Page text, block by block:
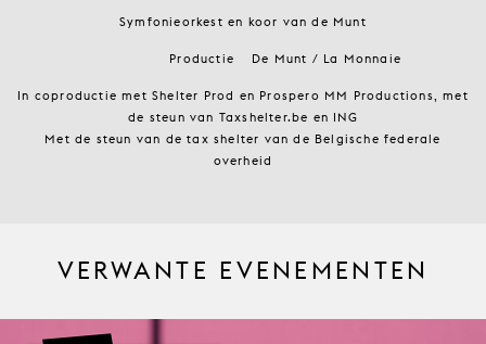
Symfonieorkest en koor van de Munt
Productie De Munt / La Monnaie
In coproductie met Shelter Prod en Prospero MM Productions, met
de steun van Taxshelter.be en ING
Met de steun van de tax shelter van de Belgische federale
overheid
VERWANTE EVENEMENTEN